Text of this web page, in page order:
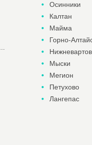
Осинники
Калтан
Майма
Горно-
Мыски
Мегион
Петухово
Лангепас